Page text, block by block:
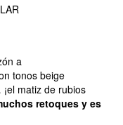
a
tonos beige
matiz de rubios
retoques y es